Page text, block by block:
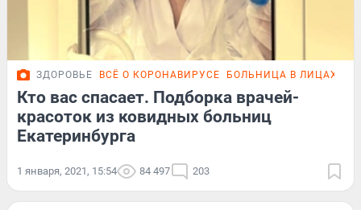
ЗДОРОВЬЕ ВСЁ О КОРОНАВИРУСЕ БОЛЬНИЦА В ЛИЦАХ
Кто вас спасает. Подборка врачей-
красоток из ковидных больниц
Екатеринбурга
1 января, 2021, 15:54 84 497 203